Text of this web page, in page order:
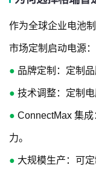
作为全球企业电池
市场定制启动电源：
● 品牌定制：定制
● 技术调整：定制电
● ConnectMax 集
力。
● 大规模生产：可